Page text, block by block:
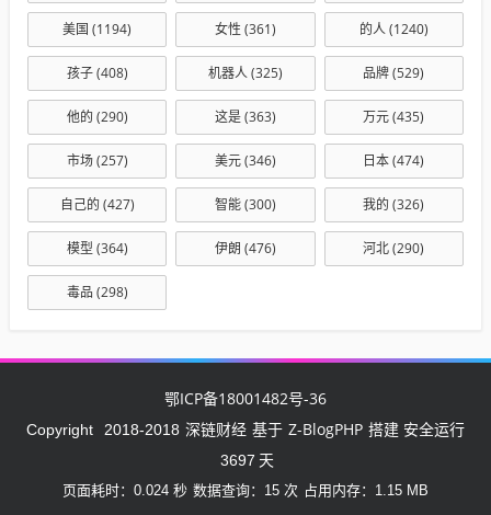
美国 (1194) 女性 (361) 的人(1240)
孩子(408) 机器人(325) 品牌(529)
他的 (290) 这是(363) 万元(435)
市场(257) 美元(346) 日本(474)
自己的 (427) 智能(300) 我的 (326)
模型 (364) 伊朗 (476) 河北(290)
毒品 (298)
鄂ICP备18001482号-36
Copyright 2018-2018 深链财经 基于 Z-BlogPHP 搭建 安全运行
3697 天
页面耗时：0.024 秒 数据查询：15 次 占用内存：1.15 MB